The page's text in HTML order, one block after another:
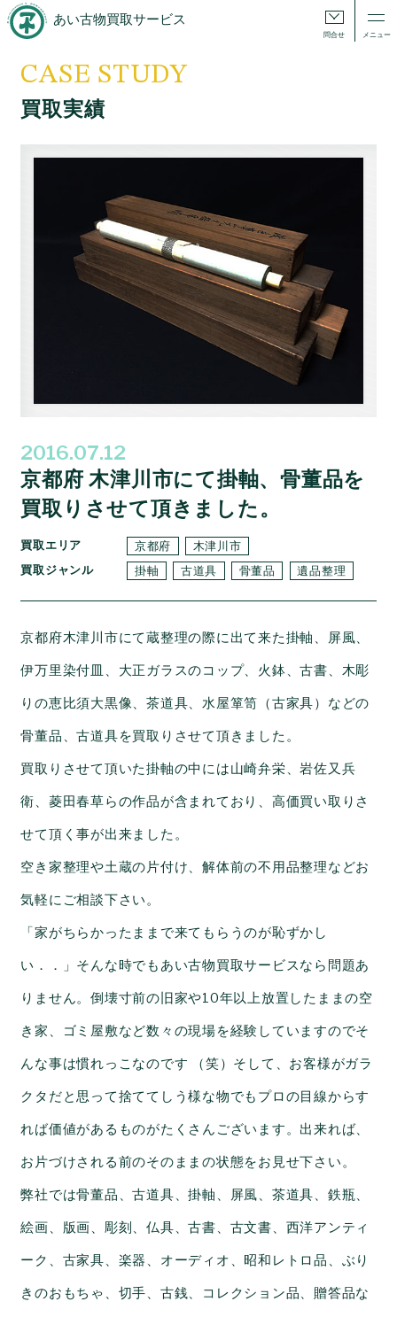
あい古物買取サービス
問合せ メニュー
CASE STUDY
買取実績
2016.07.12
京都府 木津川市にて掛軸、骨董品を
買取りさせて頂きました。
買取エリア 京都府
木津川市
買取ジャンル
掛軸 古道具 骨董品 遺品整理
京都府木津川市にて蔵整理の際に出て来た掛軸、屏風、
伊万里染付皿、大正ガラスのコップ、火鉢、古書、木彫
りの恵比須大黒像、茶道具、水屋箪笥（古家具）などの
骨董品、古道具を買取りさせて頂きました。
買取りさせて頂いた掛軸の中には山崎弁栄、岩佐又兵
衛、菱田春草らの作品が含まれており、高価買い取りさ
せて頂く事が出来ました。
空き家整理や土蔵の片付け、解体前の不用品整理などお
気軽にご相談下さい。
「家がちらかったままで来てもらうのが恥ずかし
い．．」そんな時でもあい古物買取サービスなら問題あ
りません。倒壊寸前の旧家や10年以上放置したままの空
き家、ゴミ屋敷など数々の現場を経験していますのでそ
んな事は慣れっこなのです （笑）そして、お客様がガラ
クタだと思って捨ててしう様な物でもプロの目線からす
れば価値があるものがたくさんございます。出来れば、
お片づけされる前のそのままの状態をお見せ下さい。
弊社では骨董品、古道具、掛軸、屏風、茶道具、鉄瓶、
絵画、版画、彫刻、仏具、古書、古文書、西洋アンティ
ーク、古家具、楽器、オーディオ、昭和レトロ品、ぶり
きのおもちゃ、切手、古銭、コレクション品、贈答品な